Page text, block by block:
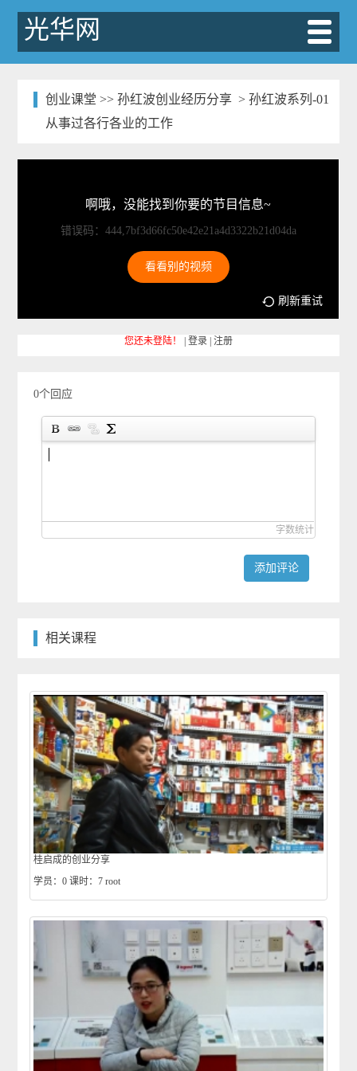
光华网
创业课堂 >>孙红波创业经历分享 > 孙红波系列-01
从事过各行各业的工作
啊哦，没能找到你要的节目信息~
错误码：444,7bf3d66fc50e42e21a4d3322b21d04da
看看别的视频
刷新重试
您还未登陆！ 登录| 注册
0个回应
字数统计
添加评论
相关课程
桂启成的创业分享
学员：0 课时：7 root